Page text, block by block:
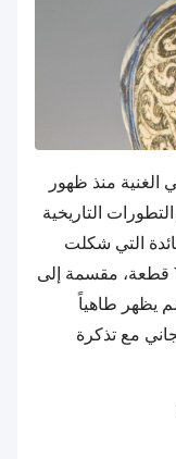
الغنية منذ ظهور
التاريخية
التي شكلت
ثقافة البلاط. يضم المعرض أكثر من 100 قطعة، مقسمة إلى
يظهر طاهياً
مع تذكرة